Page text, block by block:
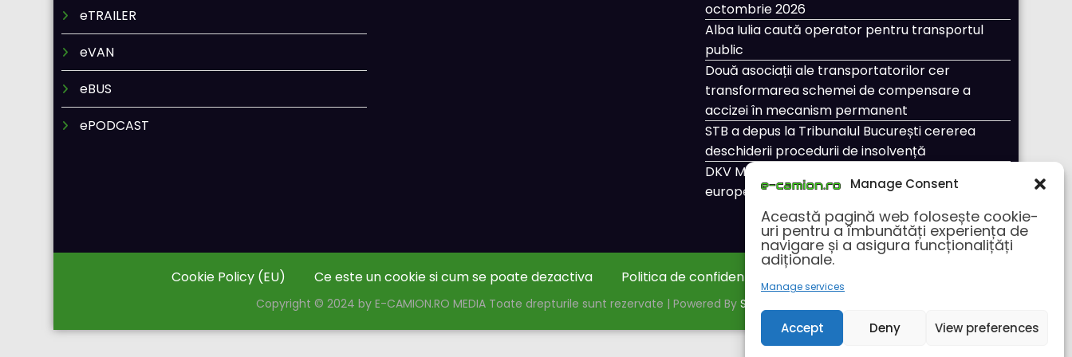
Manage Consent
Această pagină web folosește cookie-
uri pentru a îmbunătăți experiența de
navigare și a asigura funcționalițăți
adiționale.
Manage services
Accept Deny View preferences
eTRAILER
eVAN
eBUS
ePODCAST
octombrie 2026
Alba Iulia caută operator pentru transportul
public
Două asociații ale transportatorilor cer
transformarea schemei de compensare a
accizei în mecanism permanent
STB a depus la Tribunalul București cererea
deschiderii procedurii de insolvență
DKV Mobility și Shell își extind parteneriatul
european
Cookie Policy (EU) Ce este un cookie si cum se poate dezactiva Politica de confidentialitate
Copyright © 2024 by E-CAMION.RO MEDIA Toate drepturile sunt rezervate | Powered By SpiceThemes